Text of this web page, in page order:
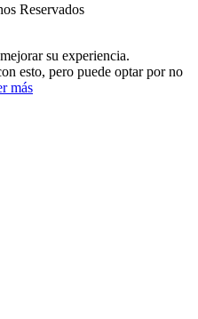
Reservados
su experiencia.
esto, pero puede optar por no
más